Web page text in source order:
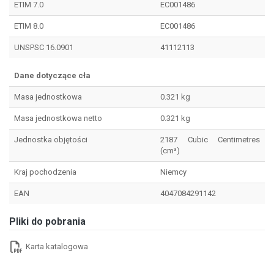
ETIM 7.0 EC001486
ETIM 8.0 EC001486
UNSPSC 16.0901 41112113
Dane dotyczące cła
Masa jednostkowa 0.321 kg
Masa jednostkowa netto 0.321 kg
Jednostka objętości
2187 Cubic Centimetres
(cm³)
Kraj pochodzenia Niemcy
EAN 4047084291142
Pliki do pobrania
Karta katalogowa